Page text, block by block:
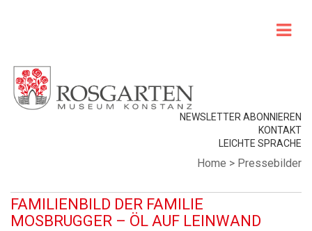
NEWSLETTER ABONNIEREN
KONTAKT
LEICHTE SPRACHE
Home > Pressebilder
FAMILIENBILD DER FAMILIE
MOSBRUGGER – ÖL AUF LEINWAND